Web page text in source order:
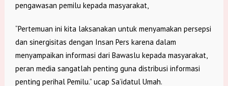
pengawasan pemilu kepada masyarakat,
“Pertemuan ini kita laksanakan untuk menyamakan persepsi
dan sinergisitas dengan Insan Pers karena dalam
menyampaikan informasi dari Bawaslu kepada masyarakat,
peran media sangatlah penting guna distribusi informasi
penting perihal Pemilu.” ucap Sa’idatul Umah.